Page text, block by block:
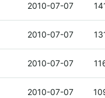
2010-07-07
2010-07-07
2010-07-07
2010-07-07